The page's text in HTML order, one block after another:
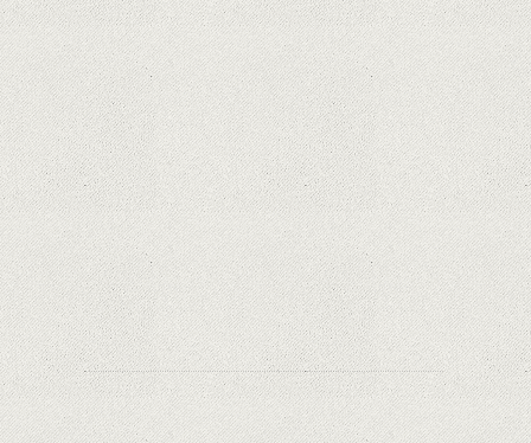
Samsung Galaxy S21 Ultra: cel mai bun telefon
Android de pe piață
Orange a inclus telefoane premium
recondiționate în portofoliul său; Cum sunt
prețurile față de alte platforme similare?